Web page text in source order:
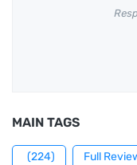
MAIN TAGS
(224) Full